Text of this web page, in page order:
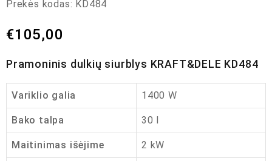
Prekės kodas: KD484
€105,00
Pramoninis dulkių siurblys KRAFT&DELE KD484
Variklio galia 1400 W
Bako talpa 30 l
Maitinimas išėjime 2 kW